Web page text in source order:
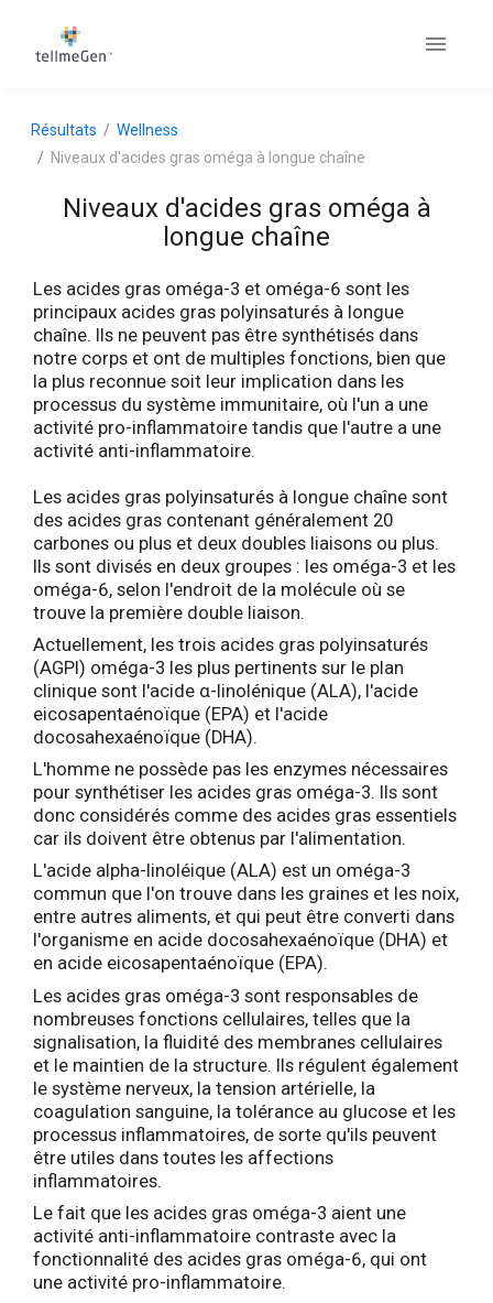
Résultats
Wellness
Niveaux d'acides gras oméga à longue chaîne
Niveaux d'acides gras oméga à
longue chaîne
Les acides gras oméga-3 et oméga-6 sont les
principaux acides gras polyinsaturés à longue
chaîne. Ils ne peuvent pas être synthétisés dans
notre corps et ont de multiples fonctions, bien que
la plus reconnue soit leur implication dans les
processus du système immunitaire, où l'un a une
activité pro-inflammatoire tandis que l'autre a une
activité anti-inflammatoire.
Les acides gras polyinsaturés à longue chaîne sont
des acides gras contenant généralement 20
carbones ou plus et deux doubles liaisons ou plus.
Ils sont divisés en deux groupes : les oméga-3 et les
oméga-6, selon l'endroit de la molécule où se
trouve la première double liaison.
Actuellement, les trois acides gras polyinsaturés
(AGPI) oméga-3 les plus pertinents sur le plan
clinique sont l'acide α-linolénique (ALA), l'acide
eicosapentaénoïque (EPA) et l'acide
docosahexaénoïque (DHA).
L'homme ne possède pas les enzymes nécessaires
pour synthétiser les acides gras oméga-3. Ils sont
donc considérés comme des acides gras essentiels
car ils doivent être obtenus par l'alimentation.
L'acide alpha-linoléique (ALA) est un oméga-3
commun que l'on trouve dans les graines et les noix,
entre autres aliments, et qui peut être converti dans
l'organisme en acide docosahexaénoïque (DHA) et
en acide eicosapentaénoïque (EPA).
Les acides gras oméga-3 sont responsables de
nombreuses fonctions cellulaires, telles que la
signalisation, la fluidité des membranes cellulaires
et le maintien de la structure. Ils régulent également
le système nerveux, la tension artérielle, la
coagulation sanguine, la tolérance au glucose et les
processus inflammatoires, de sorte qu'ils peuvent
être utiles dans toutes les affections
inflammatoires.
Le fait que les acides gras oméga-3 aient une
activité anti-inflammatoire contraste avec la
fonctionnalité des acides gras oméga-6, qui ont
une activité pro-inflammatoire.